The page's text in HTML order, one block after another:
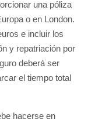
una póliza
o en London.
e incluir los
y repatriación por
deberá ser
el tiempo total
hacerse en